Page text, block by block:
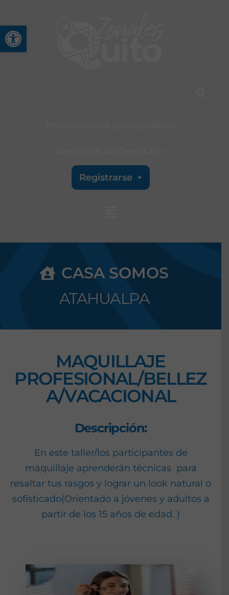
Abrir barra de
Registrarse
CASA SOMOS
ATAHUALPA
MAQUILLAJE
PROFESIONAL/BELLEZ
A/VACACIONAL
Descripción:
En este taller/los participantes de
maquillaje aprenderán técnicas para
resaltar tus rasgos y lograr un look natural o
sofisticado(Orientado a jóvenes y adultos a
partir de los 15 años de edad. )